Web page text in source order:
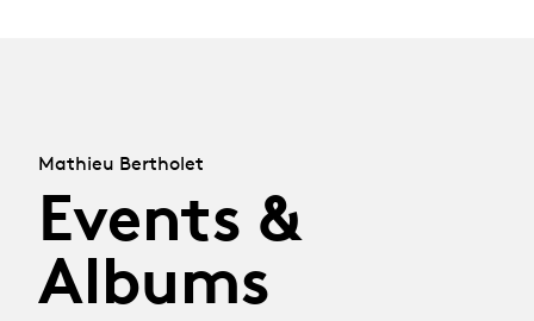
Mathieu Bertholet
Events &
Albums